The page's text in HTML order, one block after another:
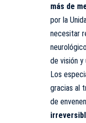
más de
por la
necesitar
de visión
Los
gracias al
de